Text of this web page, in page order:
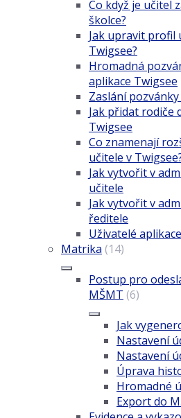
Co když je učitel
školce?
Jak upravit profil
Twigsee?
Hromadná
aplikace Twigsee
Zaslání
Jak přidat rodiče
Twigsee
Co znamenají
učitele v
Jak vytvořit v
učitele
Jak vytvořit v
ředitele
Uživatelé
Matrika (14)
Postup pro
MŠMT (6)
Jak
Nastavení
Nastavení
Úprava
Hromadné
Export do